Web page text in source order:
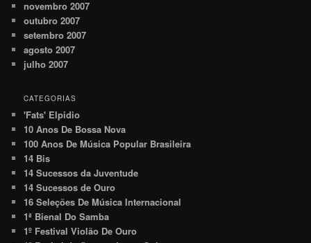
novembro 2007
outubro 2007
setembro 2007
agosto 2007
julho 2007
CATEGORIAS
'Fats' Elpidio
10 Anos De Bossa Nova
100 Anos De Música Popular Brasileira
14 Bis
14 Sucessos da Juventude
14 Sucessos de Ouro
16 Seleções De Música Internacional
1ª Bienal Do Samba
1º Festival Violão De Ouro